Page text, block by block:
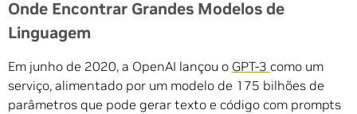
Onde Encontrar Grandes Modelos de
Linguagem
Em junho de 2020, a OpenAI lançou o GPT-3 como um
serviço, alimentado por um modelo de 175 bilhões de
parâmetros que pode gerar texto e código com prompts